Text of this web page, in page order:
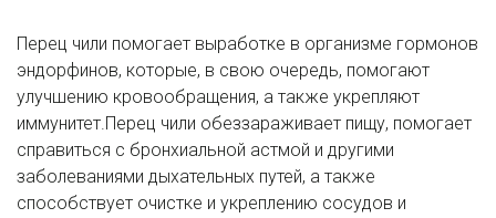
Перец чили помогает выработке в организме гормонов
эндорфинов, которые, в свою очередь, помогают
улучшению кровообращения, а также укрепляют
иммунитет.Перец чили обеззараживает пищу, помогает
справиться с бронхиальной астмой и другими
заболеваниями дыхательных путей, а также
способствует очистке и укреплению сосудов и